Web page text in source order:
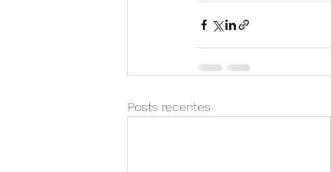
Posts recentes